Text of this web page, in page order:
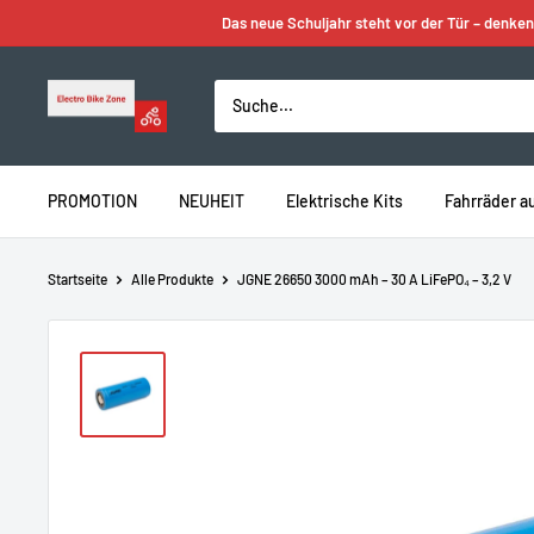
Inhalt
springen
Das neue Schuljahr steht vor der Tür –
Electro
PROMOTION NEUHEIT Elektrische Kits Fahrräder
Startseite Alle Produkte JGNE 26650 3000 mAh – 30 A LiFePO₄ – 3,2 V